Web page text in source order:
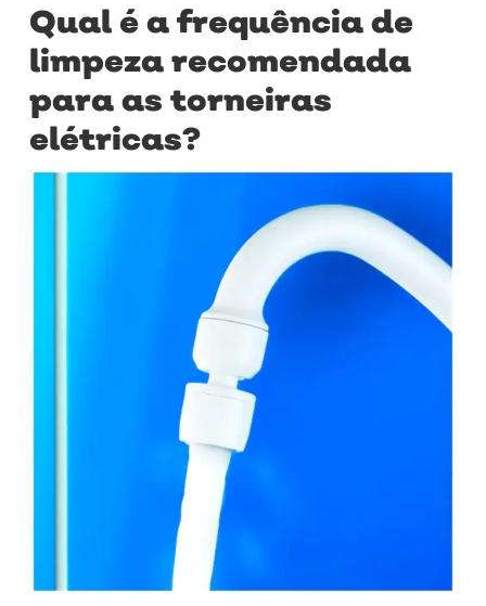
Qual é a frequência de
limpeza recomendada
para as torneiras
elétricas?